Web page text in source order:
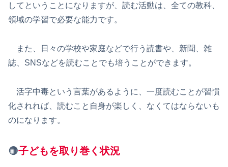
してということになりますが、読む活動は、全ての教科、
領域の学習で必要な能力です。
また、日々の学校や家庭などで行う読書や、新聞、雑
誌、SNSなどを読むことでも培うことができます。
活字中毒という言葉があるように、一度読むことが習慣
化されれば、読むこと自身が楽しく、なくてはならないも
のになります。
🟠子どもを取り巻く状況